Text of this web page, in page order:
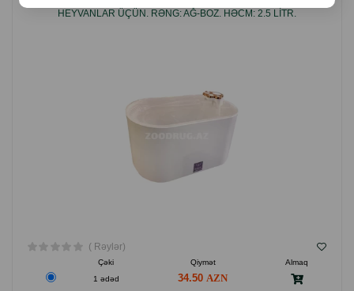
HEYVANLAR ÜÇÜN. RƏNG: AĞ-BOZ. HƏCM: 2.5 LITR.
( Rəylər)
Çəki Qiymət
Almaq
1 ədəd
34.50